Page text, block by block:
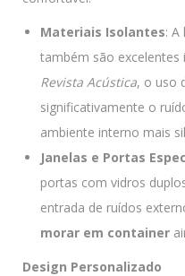
Materiais Isolantes: A
também são excelentes
Revista Acústica, o uso
significativamente o
ambiente interno mais
Janelas e Portas
portas com vidros
entrada de ruídos
morar em container
Design Personalizado